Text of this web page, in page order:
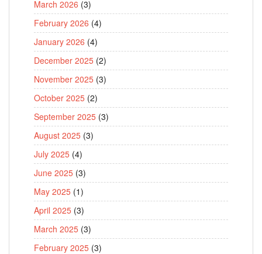
March 2026 (3)
February 2026 (4)
January 2026 (4)
December 2025 (2)
November 2025 (3)
October 2025 (2)
September 2025 (3)
August 2025 (3)
July 2025 (4)
June 2025 (3)
May 2025 (1)
April 2025 (3)
March 2025 (3)
February 2025 (3)